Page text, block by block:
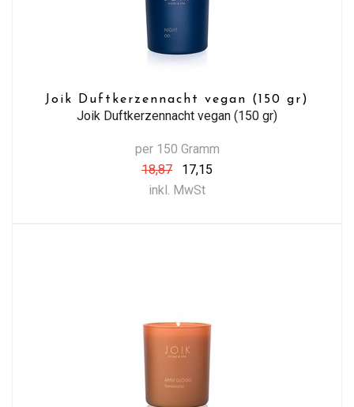
Joik Duftkerzennacht vegan (150 gr)
Joik Duftkerzennacht vegan (150 gr)
per 150 Gramm
18,87
17,15
inkl. MwSt